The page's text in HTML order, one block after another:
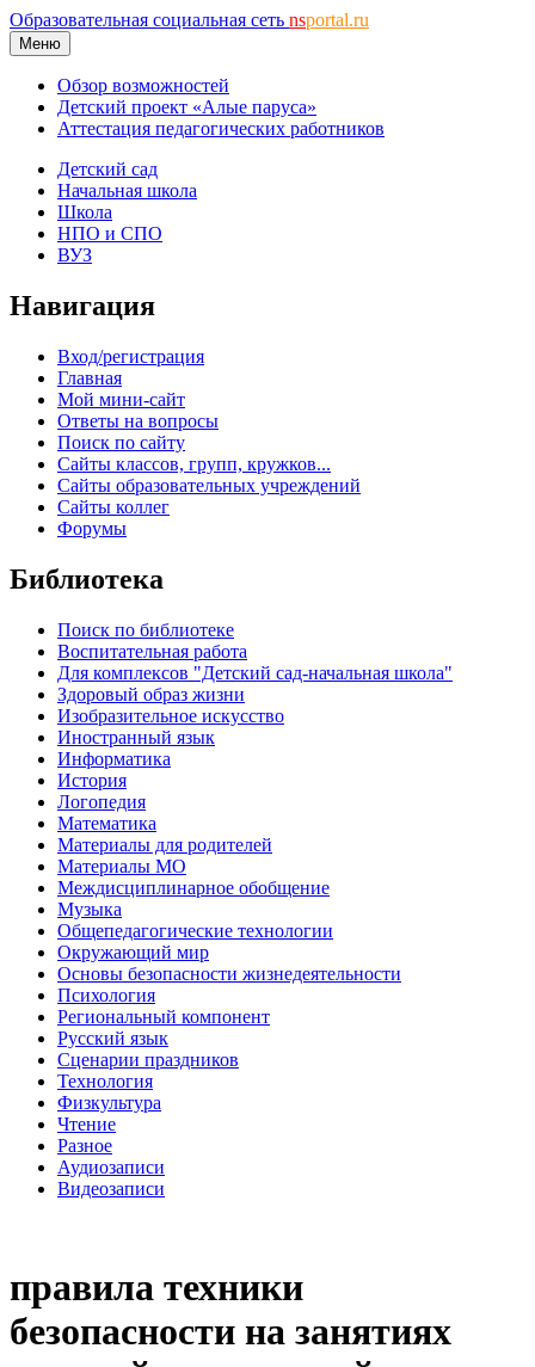
Образовательная социальная сеть nsportal.ru
Меню
Обзор возможностей
Детский проект «Алые паруса»
Аттестация педагогических работников
Детский сад
Начальная школа
Школа
НПО и СПО
ВУЗ
Навигация
Вход/регистрация
Главная
Мой мини-сайт
Ответы на вопросы
Поиск по сайту
Сайты классов, групп, кружков...
Сайты образовательных учреждений
Сайты коллег
Форумы
Библиотека
Поиск по библиотеке
Воспитательная работа
Для комплексов "Детский сад-начальная школа"
Здоровый образ жизни
Изобразительное искусство
Иностранный язык
Информатика
История
Логопедия
Математика
Материалы для родителей
Материалы МО
Междисциплинарное обобщение
Музыка
Общепедагогические технологии
Окружающий мир
Основы безопасности жизнедеятельности
Психология
Региональный компонент
Русский язык
Сценарии праздников
Технология
Физкультура
Чтение
Разное
Аудиозаписи
Видеозаписи
правила техники
безопасности на занятиях